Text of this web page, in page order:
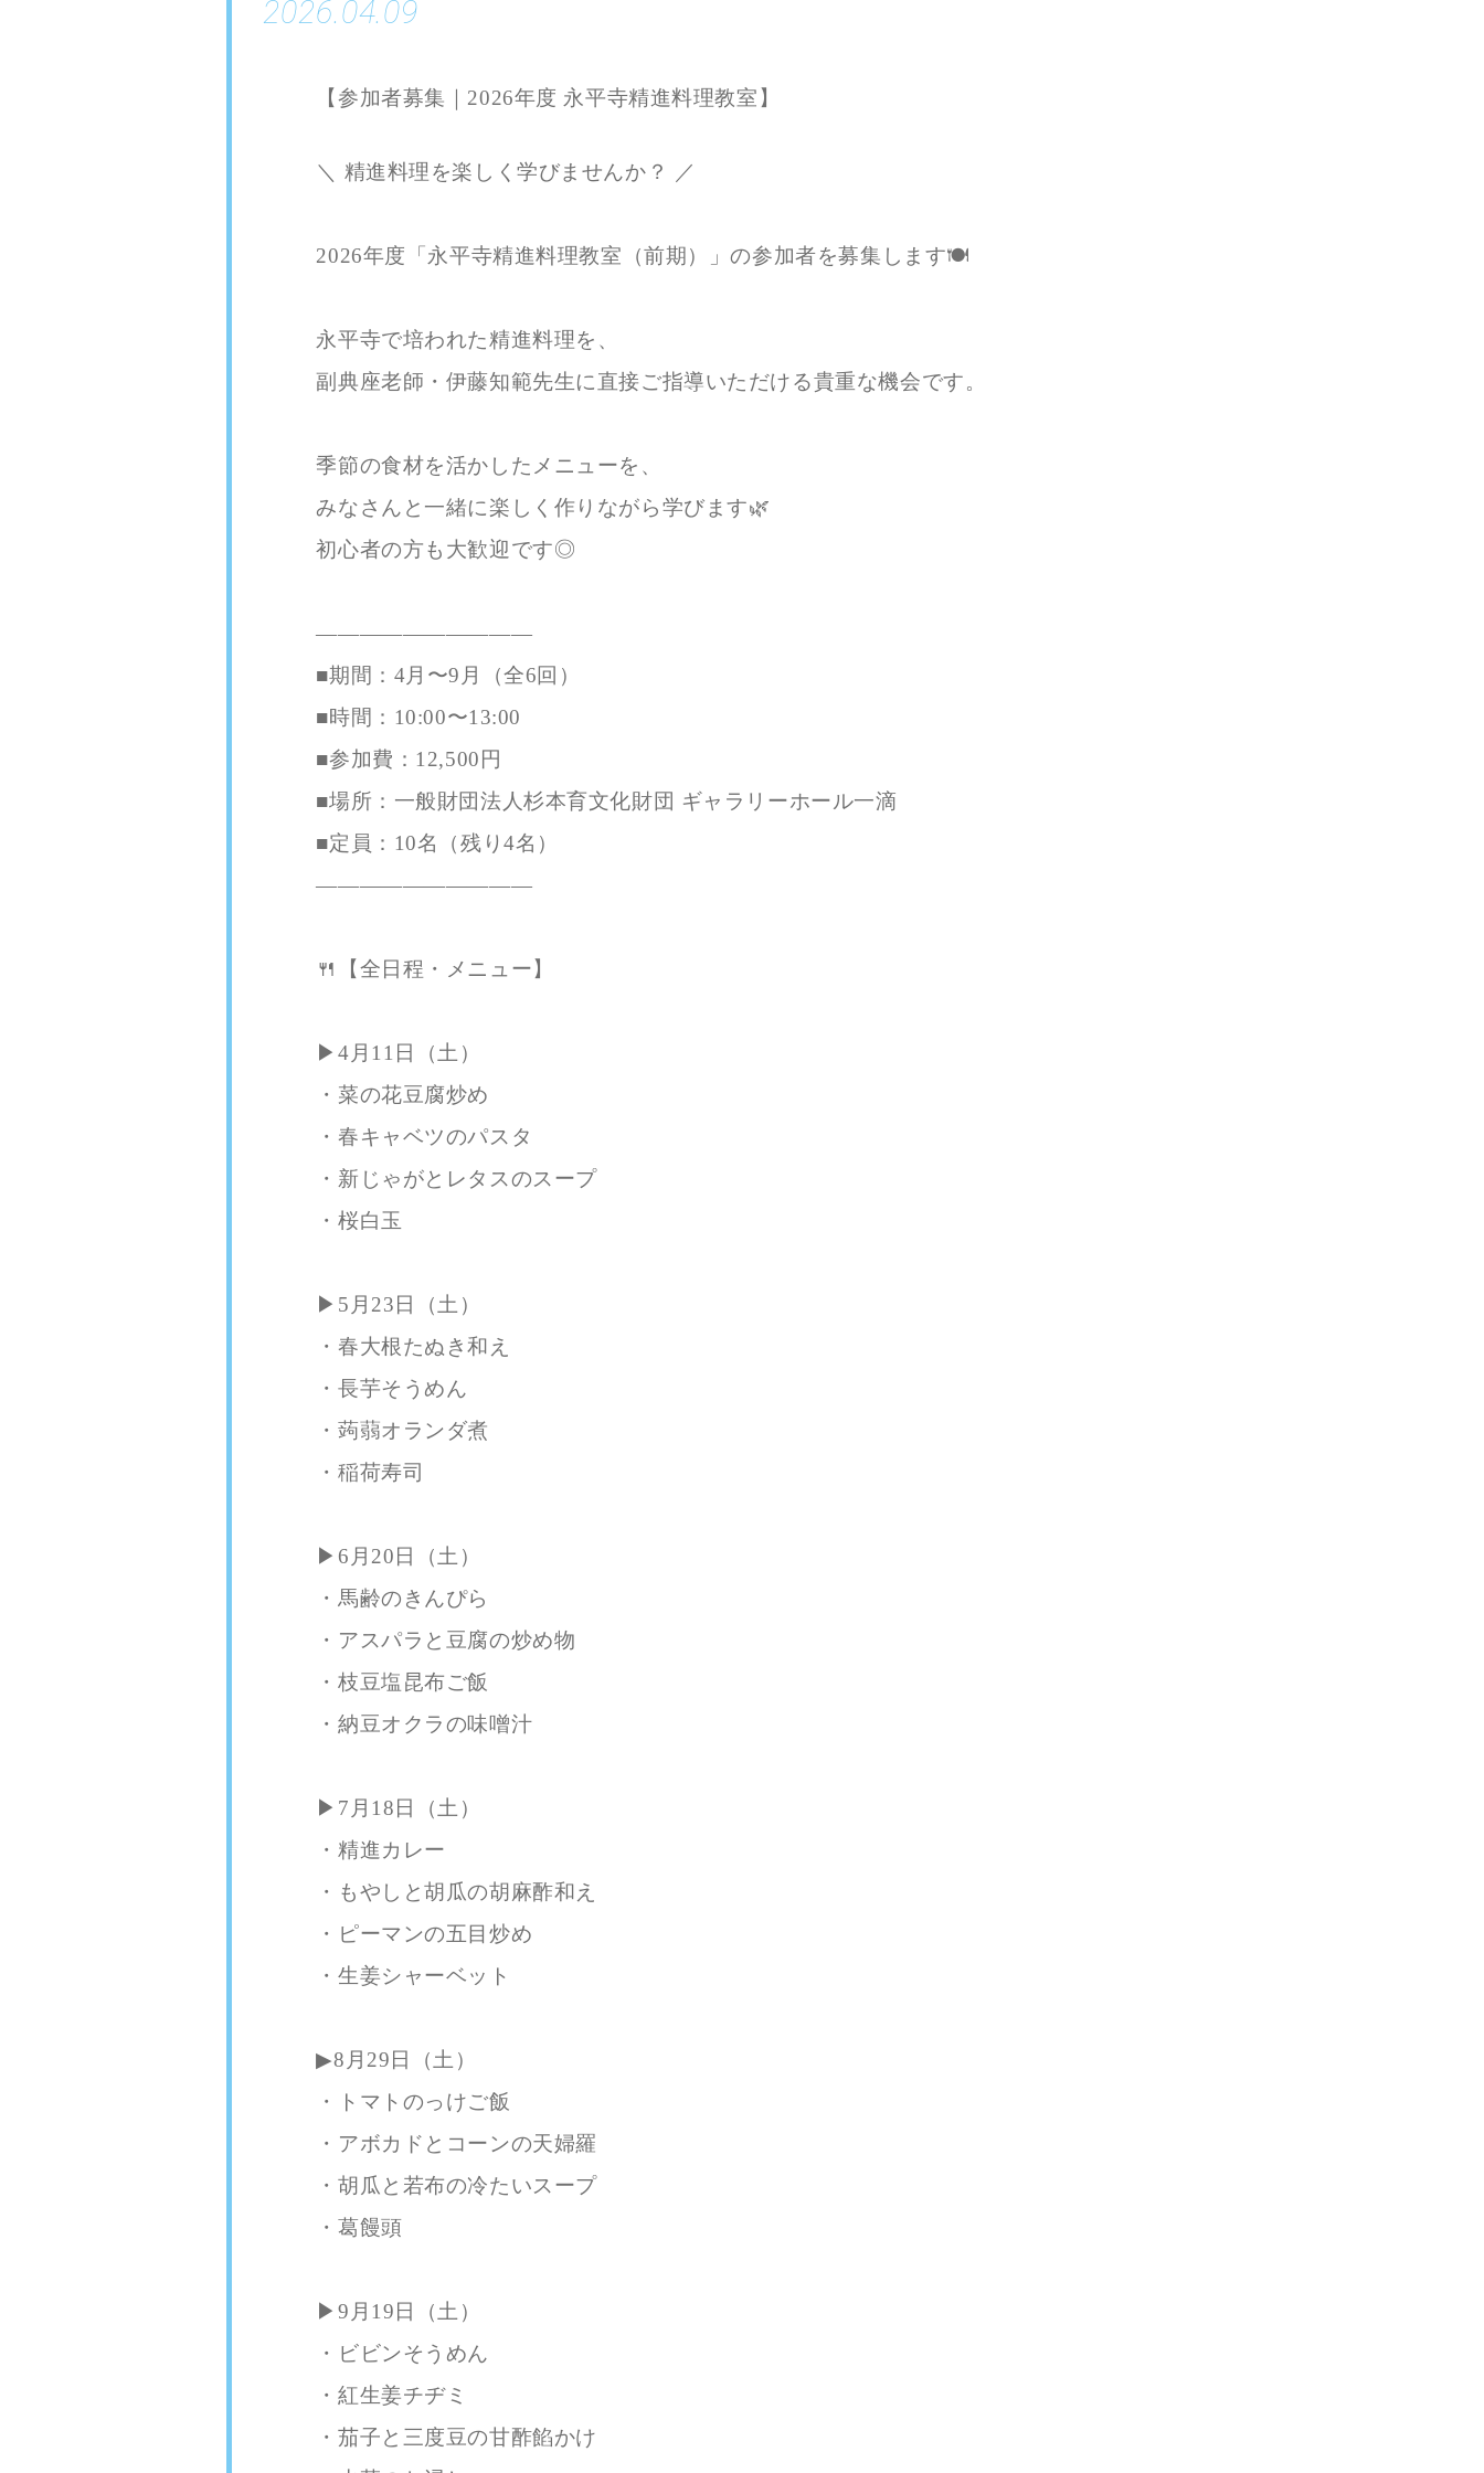
News
2026.04.09
【参加者募集｜2026年度 永平寺精進料理教室】
＼ 精進料理を楽しく学びませんか？ ／
2026年度「永平寺精進料理教室（前期）」の参加者を募集します🍽️
永平寺で培われた精進料理を、
副典座老師・伊藤知範先生に直接ご指導いただける貴重な機会です。
季節の食材を活かしたメニューを、
みなさんと一緒に楽しく作りながら学びます🌿
初心者の方も大歓迎です◎
――――――――――
■期間：4月〜9月（全6回）
■時間：10:00〜13:00
■参加費：12,500円
■場所：一般財団法人杉本育文化財団 ギャラリーホール一滴
■定員：10名（残り4名）
――――――――――
🍴【全日程・メニュー】
▶︎4月11日（土）
・菜の花豆腐炒め
・春キャベツのパスタ
・新じゃがとレタスのスープ
・桜白玉
▶︎5月23日（土）
・春大根たぬき和え
・長芋そうめん
・蒟蒻オランダ煮
・稲荷寿司
▶︎6月20日（土）
・馬齢のきんぴら
・アスパラと豆腐の炒め物
・枝豆塩昆布ご飯
・納豆オクラの味噌汁
▶︎7月18日（土）
・精進カレー
・もやしと胡瓜の胡麻酢和え
・ピーマンの五目炒め
・生姜シャーベット
▶︎8月29日（土）
・トマトのっけご飯
・アボカドとコーンの天婦羅
・胡瓜と若布の冷たいスープ
・葛饅頭
▶︎9月19日（土）
・ビビンそうめん
・紅生姜チヂミ
・茄子と三度豆の甘酢餡かけ